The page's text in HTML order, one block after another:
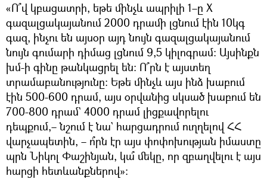
«Ո՞վ կբացատրի, եթե մինչև ապրիլի 1–ը X
գազալցակայանում 2000 դրամի լցնում էին 10կգ
գազ, ինչու են այսօր այդ նույն գազալցակայանում
նույն գումարի դիմաց լցնում 9,5 կիլոգրամ։ Այսինքն
խմ-ի գինը թանկացրել են: Ո՞րն է այստեղ
տրամաբանությունը: Եթե մինչև այս ինձ խաբում
էին 500-600 դրամ, այս օրվանից սկսած խաբում են
700-800 դրամ` 4000 դրամ լիցքավորելու
դեպքում,– նշում է նա` հարցադրում ուղղելով ՀՀ
վարչապետին, – ո՞րն էր այս փոփոխության իմաստը
պրն Նիկոլ Փաշինյան, կա՞ մեկը, որ զբաղվելու է այս
հարցի հետևանքներով»: